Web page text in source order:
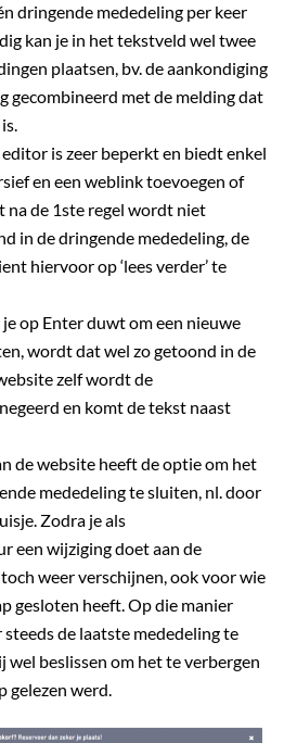
dringende mededeling per keer
kan je in het tekstveld wel twee
plaatsen, bv. de aankondiging
gecombineerd met de melding dat
is zeer beperkt en biedt enkel
en een weblink toevoegen of
na de 1ste regel wordt niet
in de dringende mededeling, de
hiervoor op ‘lees verder’ te
op Enter duwt om een nieuwe
wordt dat wel zo getoond in de
zelf wordt de
en komt de tekst naast
de website heeft de optie om het
mededeling te sluiten, nl. door
Zodra je als
een wijziging doet aan de
weer verschijnen, ook voor wie
gesloten heeft. Op die manier
de laatste mededeling te
wel beslissen om het te verbergen
gelezen werd.